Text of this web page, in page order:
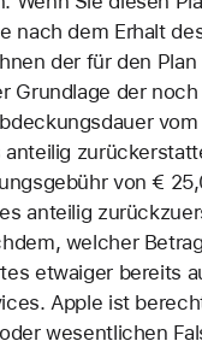
nach dem Erhalt
der für den Plan
Grundlage der
anteilig
von €
anteilig
welcher
etwaiger bereits
Apple ist
wesentlichen